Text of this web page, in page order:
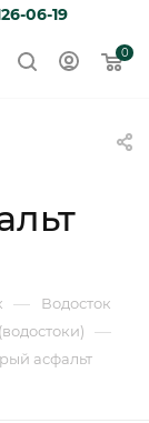
06-19
0
— Водосток
—
асфальт